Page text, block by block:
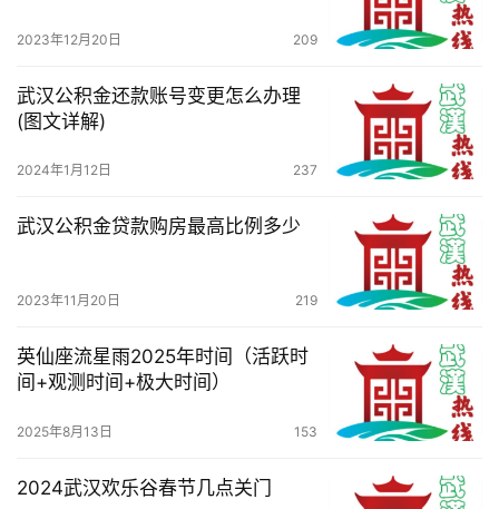
2023年12月20日 209
武汉公积金还款账号变更怎么办理
(图文详解)
2024年1月12日 237
武汉公积金贷款购房最高比例多少
2023年11月20日 219
英仙座流星雨2025年时间（活跃时
间+观测时间+极大时间）
2025年8月13日 153
2024武汉欢乐谷春节几点关门